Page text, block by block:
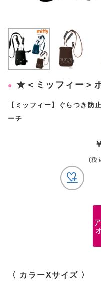
★＜ミッフィー＞
【ミッフィー】ぐらつき防
ーチ
(税
〈 カラーXサイズ 〉